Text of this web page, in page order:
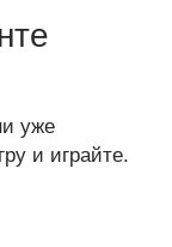
уже
и играйте.